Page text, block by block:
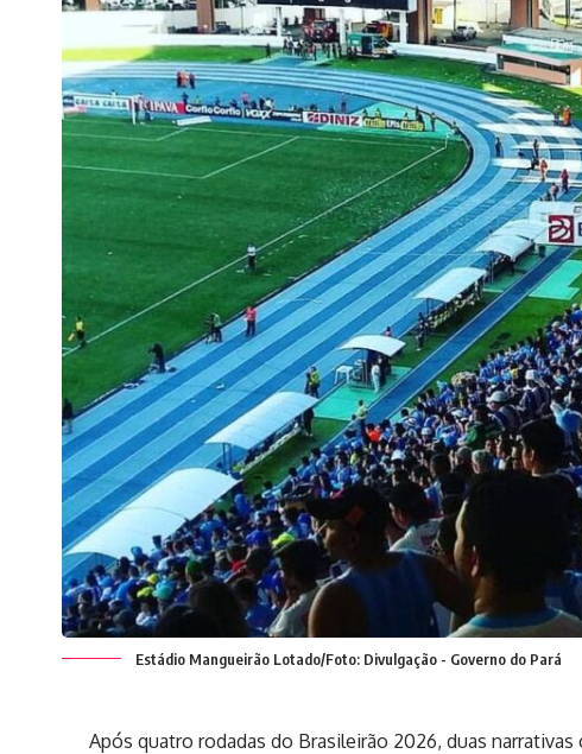
Estádio Mangueirão Lotado/Foto: Divulgação - Governo do Pará
Após quatro rodadas do Brasileirão 2026, duas